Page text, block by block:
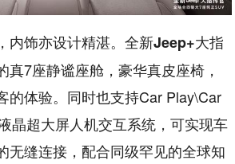
内饰亦设计精湛。全新Jeep+大指
真7座静谧座舱，豪华真皮座椅，
的体验。同时也支持Car Play\Car
晶超大屏人机交互系统，可实现车
无缝连接，配合同级罕见的全球知